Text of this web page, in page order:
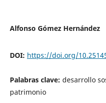
Alfonso Gómez Hernández
DOI: https://doi.org/
Palabras clave: desarrollo
patrimonio